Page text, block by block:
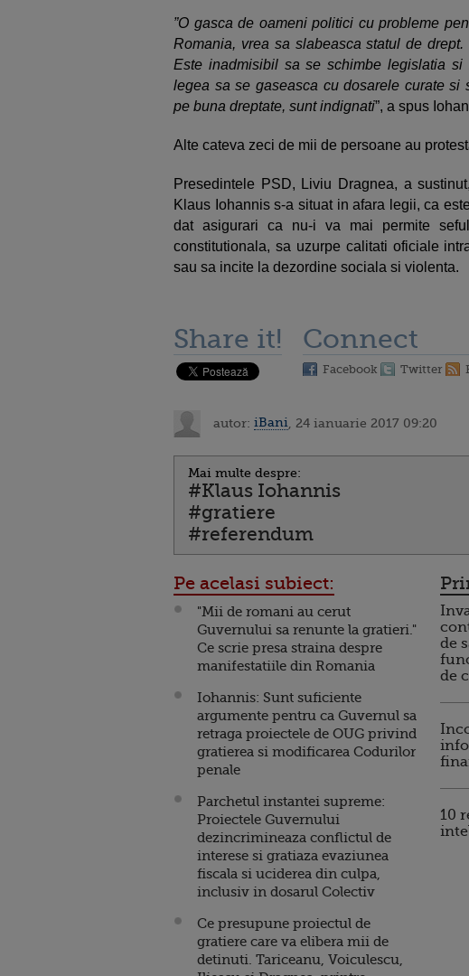
”O gasca de oameni politici cu probleme
Romania, vrea sa slabeasca statul de
Este inadmisibil sa se schimbe legislatia
legea sa se gaseasca cu dosarele curate si
pe buna dreptate, sunt indignati”, a spus
Alte cateva zeci de mii de persoane au
Presedintele PSD, Liviu Dragnea, a
Klaus Iohannis s-a situat in afara legii, ca
dat asigurari ca nu-i va mai permite
constitutionala, sa uzurpe calitati oficiale
sau sa incite la dezordine sociala si violenta.
Share it! Connect
Facebook Twitter
autor: iBani , 24 ianuarie 2017 09:20
Mai multe despre:
#Klaus Iohannis
#gratiere
#referendum
Pe acelasi subiect:
"Mii de romani au cerut
Guvernului sa renunte la gratieri."
Ce scrie presa straina despre
manifestatiile din Romania
Iohannis: Sunt suficiente
argumente pentru ca Guvernul sa
retraga proiectele de OUG privind
gratierea si modificarea Codurilor
penale
Parchetul instantei supreme:
Proiectele Guvernului
dezincrimineaza conflictul de
interese si gratiaza evaziunea
fiscala si uciderea din culpa,
inclusiv in dosarul Colectiv
Ce presupune proiectul de
gratiere care va elibera mii de
detinuti. Tariceanu, Voiculescu,
de
de
10